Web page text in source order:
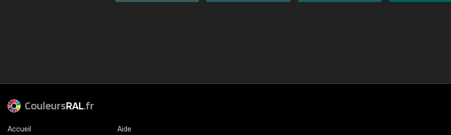
CouleursRAL.fr
Accueil Aide